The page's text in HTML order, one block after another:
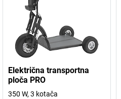
Električna transportna
ploča PRO
350 W, 3 kotača